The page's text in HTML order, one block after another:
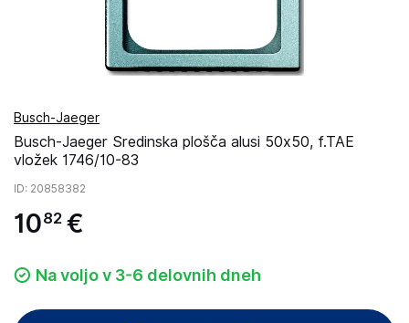
Busch-Jaeger
Busch-Jaeger Sredinska plošča alusi 50x50, f.TAE
vložek 1746/10-83
ID: 20858382
1082 €
Na voljo v 3-6 delovnih dneh